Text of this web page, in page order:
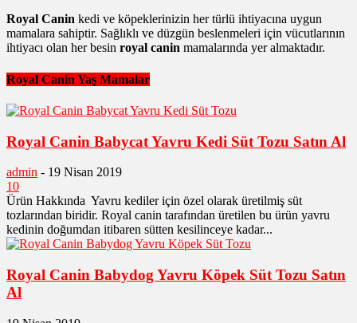
Royal Canin kedi ve köpeklerinizin her türlü ihtiyacına uygun
mamalara sahiptir. Sağlıklı ve düzgün beslenmeleri için vücutlarının
ihtiyacı olan her besin royal canin mamalarında yer almaktadır.
Royal Canin Yaş Mamalar
Royal Canin Babycat Yavru Kedi Süt Tozu Satın Al
admin - 19 Nisan 2019
10
Ürün Hakkında Yavru kediler için özel olarak üretilmiş süt
tozlarından biridir. Royal canin tarafından üretilen bu ürün yavru
kedinin doğumdan itibaren sütten kesilinceye kadar...
Royal Canin Babydog Yavru Köpek Süt Tozu Satın
Al